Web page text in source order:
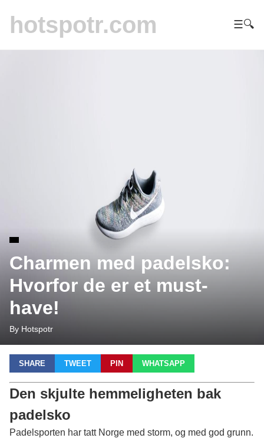
hotspotr.com ☰🔍
Charmen med padelsko:
Hvorfor de er et must-
have!
By Hotspotr
SHARE TWEET PIN WHATSAPP
Den skjulte hemmeligheten bak
padelsko
Padelsporten har tatt Norge med storm, og med god grunn.